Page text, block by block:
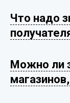
Что надо
Можно ли